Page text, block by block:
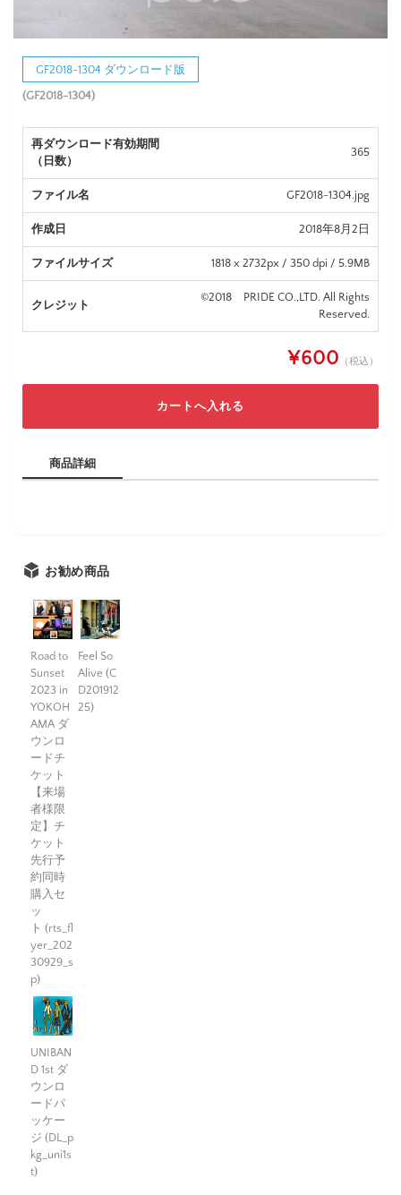
GF2018-1304 ダウンロード版
(GF2018-1304)
再ダウンロード有効期間
（日数）
365
ファイル名 GF2018-1304.jpg
作成日 2018年8月2日
ファイルサイズ 1818 x 2732px / 350 dpi / 5.9MB
クレジット
©2018 PRIDE CO.,LTD. All Rights
Reserved.
¥600 （税込）
商品詳細
お勧め商品
Road to
Sunset
2023 in
YOKOH
AMA ダ
ウンロ
ードチ
ケット
【来場
者様限
定】チ
ケット
先行予
約同時
購入セ
ッ
ト (rts_fl
yer_202
30929_s
p)
Feel So
Alive (C
D201912
25)
UNIBAN
D 1st ダ
ウンロ
ードパ
ッケー
ジ (DL_p
kg_uni1s
t)